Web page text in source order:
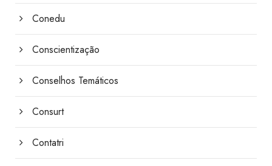
Conedu
Conscientização
Conselhos Temáticos
Consurt
Contatri